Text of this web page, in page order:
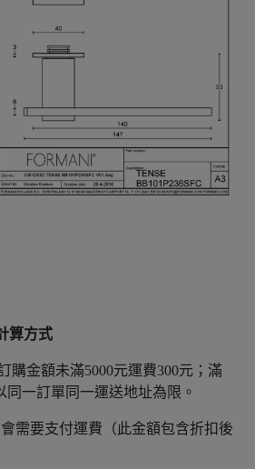
算方式
購金額未滿5000元運費300元；滿
同一訂單同一運送地址為限。
需要支付運費（此金額包含折扣後